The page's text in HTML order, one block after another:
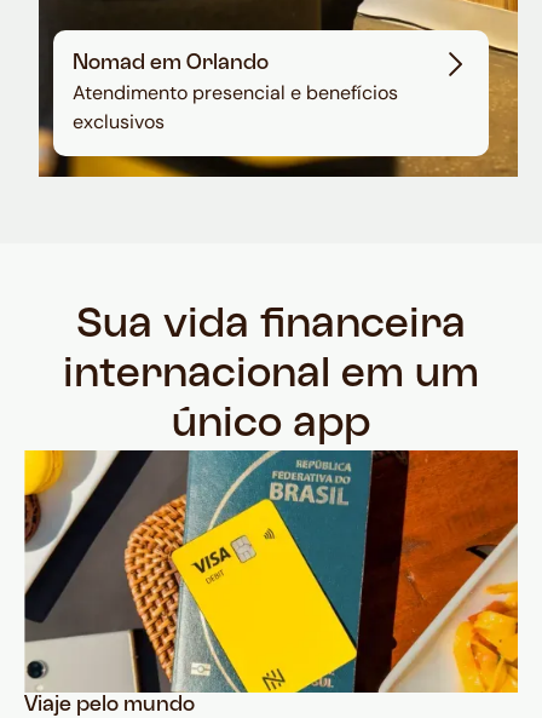
Nomad em Orlando
Atendimento presencial e benefícios
exclusivos
Sua vida financeira
internacional em um
único app
Viaje pelo mundo